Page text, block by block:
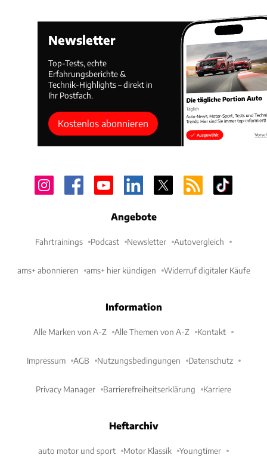
Newsletter
Top-Tests, echte
Erfahrungsberichte &
Technik-Highlights – direkt in
Ihr Postfach.
Kostenlos abonnieren
Angebote
Fahrtrainings Podcast Newsletter Autovergleich
ams+ abonnieren ams+ hier kündigen Widerruf digitaler Käufe
Information
Alle Marken von A-Z Alle Themen von A-Z Kontakt
Impressum AGB Nutzungsbedingungen Datenschutz
Privacy Manager Barrierefreiheitserklärung Karriere
Heftarchiv
auto motor und sport Motor Klassik Youngtimer